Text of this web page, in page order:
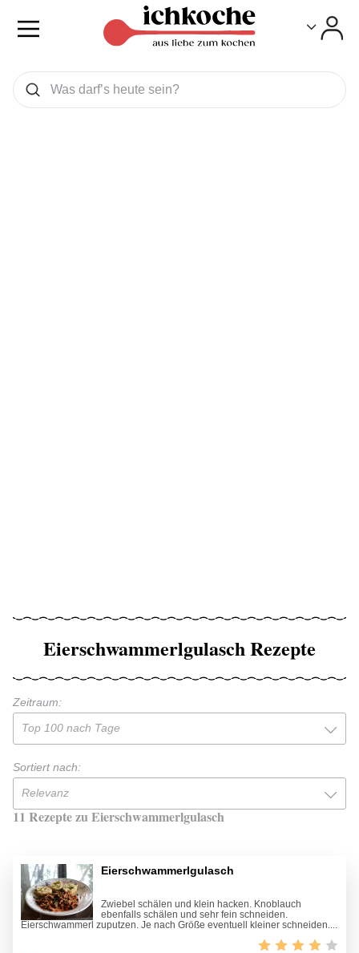
Was wollen Sie suchen
Suchen
Eierschwammerlgulasch Rezepte
Zeitraum:
Top 100 nach Tage
Sortiert nach:
Relevanz
11 Rezepte zu Eierschwammerlgulasch
Eierschwammerlgulasch
Zwiebel schälen und klein hacken. Knoblauch
ebenfalls schälen und sehr fein schneiden.
Eierschwammerl zuputzen. Je nach Größe eventuell kleiner schneiden....